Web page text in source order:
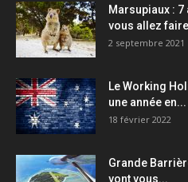
Marsupiaux :
vous allez
2 septembre 2021
Le Working
une année en...
18 février 2022
Grande
vont vous...